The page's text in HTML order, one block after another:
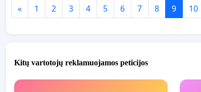
« 1 2 3 4 5 6 7 8 9 10
Kitų vartotojų reklamuojamos peticijos